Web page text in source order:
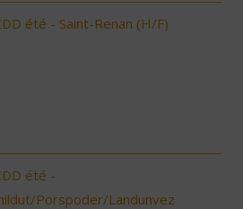
été - Saint-Renan (H/F)
été -
Porspoder/Landunvez